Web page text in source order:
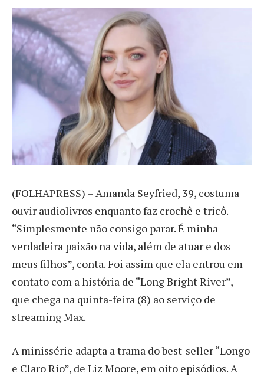
(FOLHAPRESS) – Amanda Seyfried, 39, costuma
ouvir audiolivros enquanto faz crochê e tricô.
“Simplesmente não consigo parar. É minha
verdadeira paixão na vida, além de atuar e dos
meus filhos”, conta. Foi assim que ela entrou em
contato com a história de “Long Bright River”,
que chega na quinta-feira (8) ao serviço de
streaming Max.
A minissérie adapta a trama do best-seller “Longo
e Claro Rio”, de Liz Moore, em oito episódios. A